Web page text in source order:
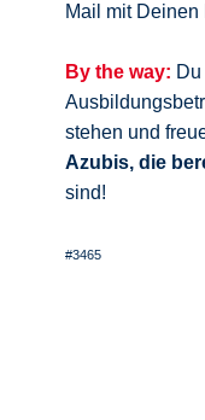
Mail mit Deinen
By the way:
stehen und
Azubis, die
sind!
#3465